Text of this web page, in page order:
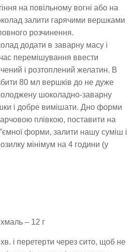
на повільному вогні або на
залити гарячими вершками
розчинення.
додати в заварну масу і
перемішування ввести
і розтоплений желатин. В
80 мл вершків до не дуже
шоколадно-заварну
і добре вимішати. Дно форми
плівкою, поставити на
форми, залити нашу суміш і
мінімум на 4 години (у
– 12 г
і перетерти через сито, щоб не